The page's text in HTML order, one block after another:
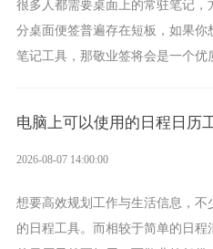
很多人都需要桌面上的常驻笔记
分桌面便签普遍存在短板，如果
笔记工具，那敬业签将会是一个优
电脑上可以使用的日程日历
2026-08-07 14:00:00
想要高效规划工作与生活信息，
的日程工具。而相较于简单的日